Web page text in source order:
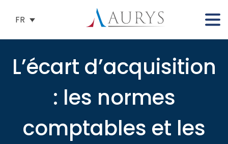
FR
L’écart d’acquisition
: les normes
comptables et les